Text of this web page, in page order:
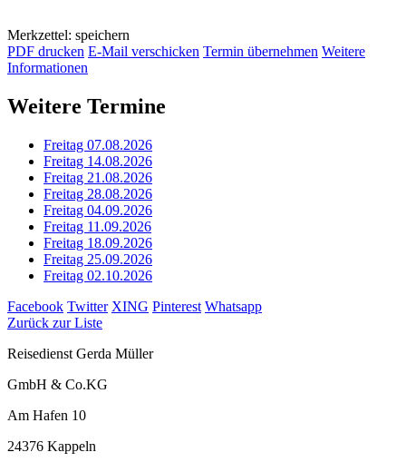
Merkzettel: speichern
PDF drucken E-Mail verschicken Termin übernehmen Weitere
Informationen
Weitere Termine
Freitag 07.08.2026
Freitag 14.08.2026
Freitag 21.08.2026
Freitag 28.08.2026
Freitag 04.09.2026
Freitag 11.09.2026
Freitag 18.09.2026
Freitag 25.09.2026
Freitag 02.10.2026
Facebook Twitter XING Pinterest Whatsapp
Zurück zur Liste
Reisedienst Gerda Müller
GmbH & Co.KG
Am Hafen 10
24376 Kappeln